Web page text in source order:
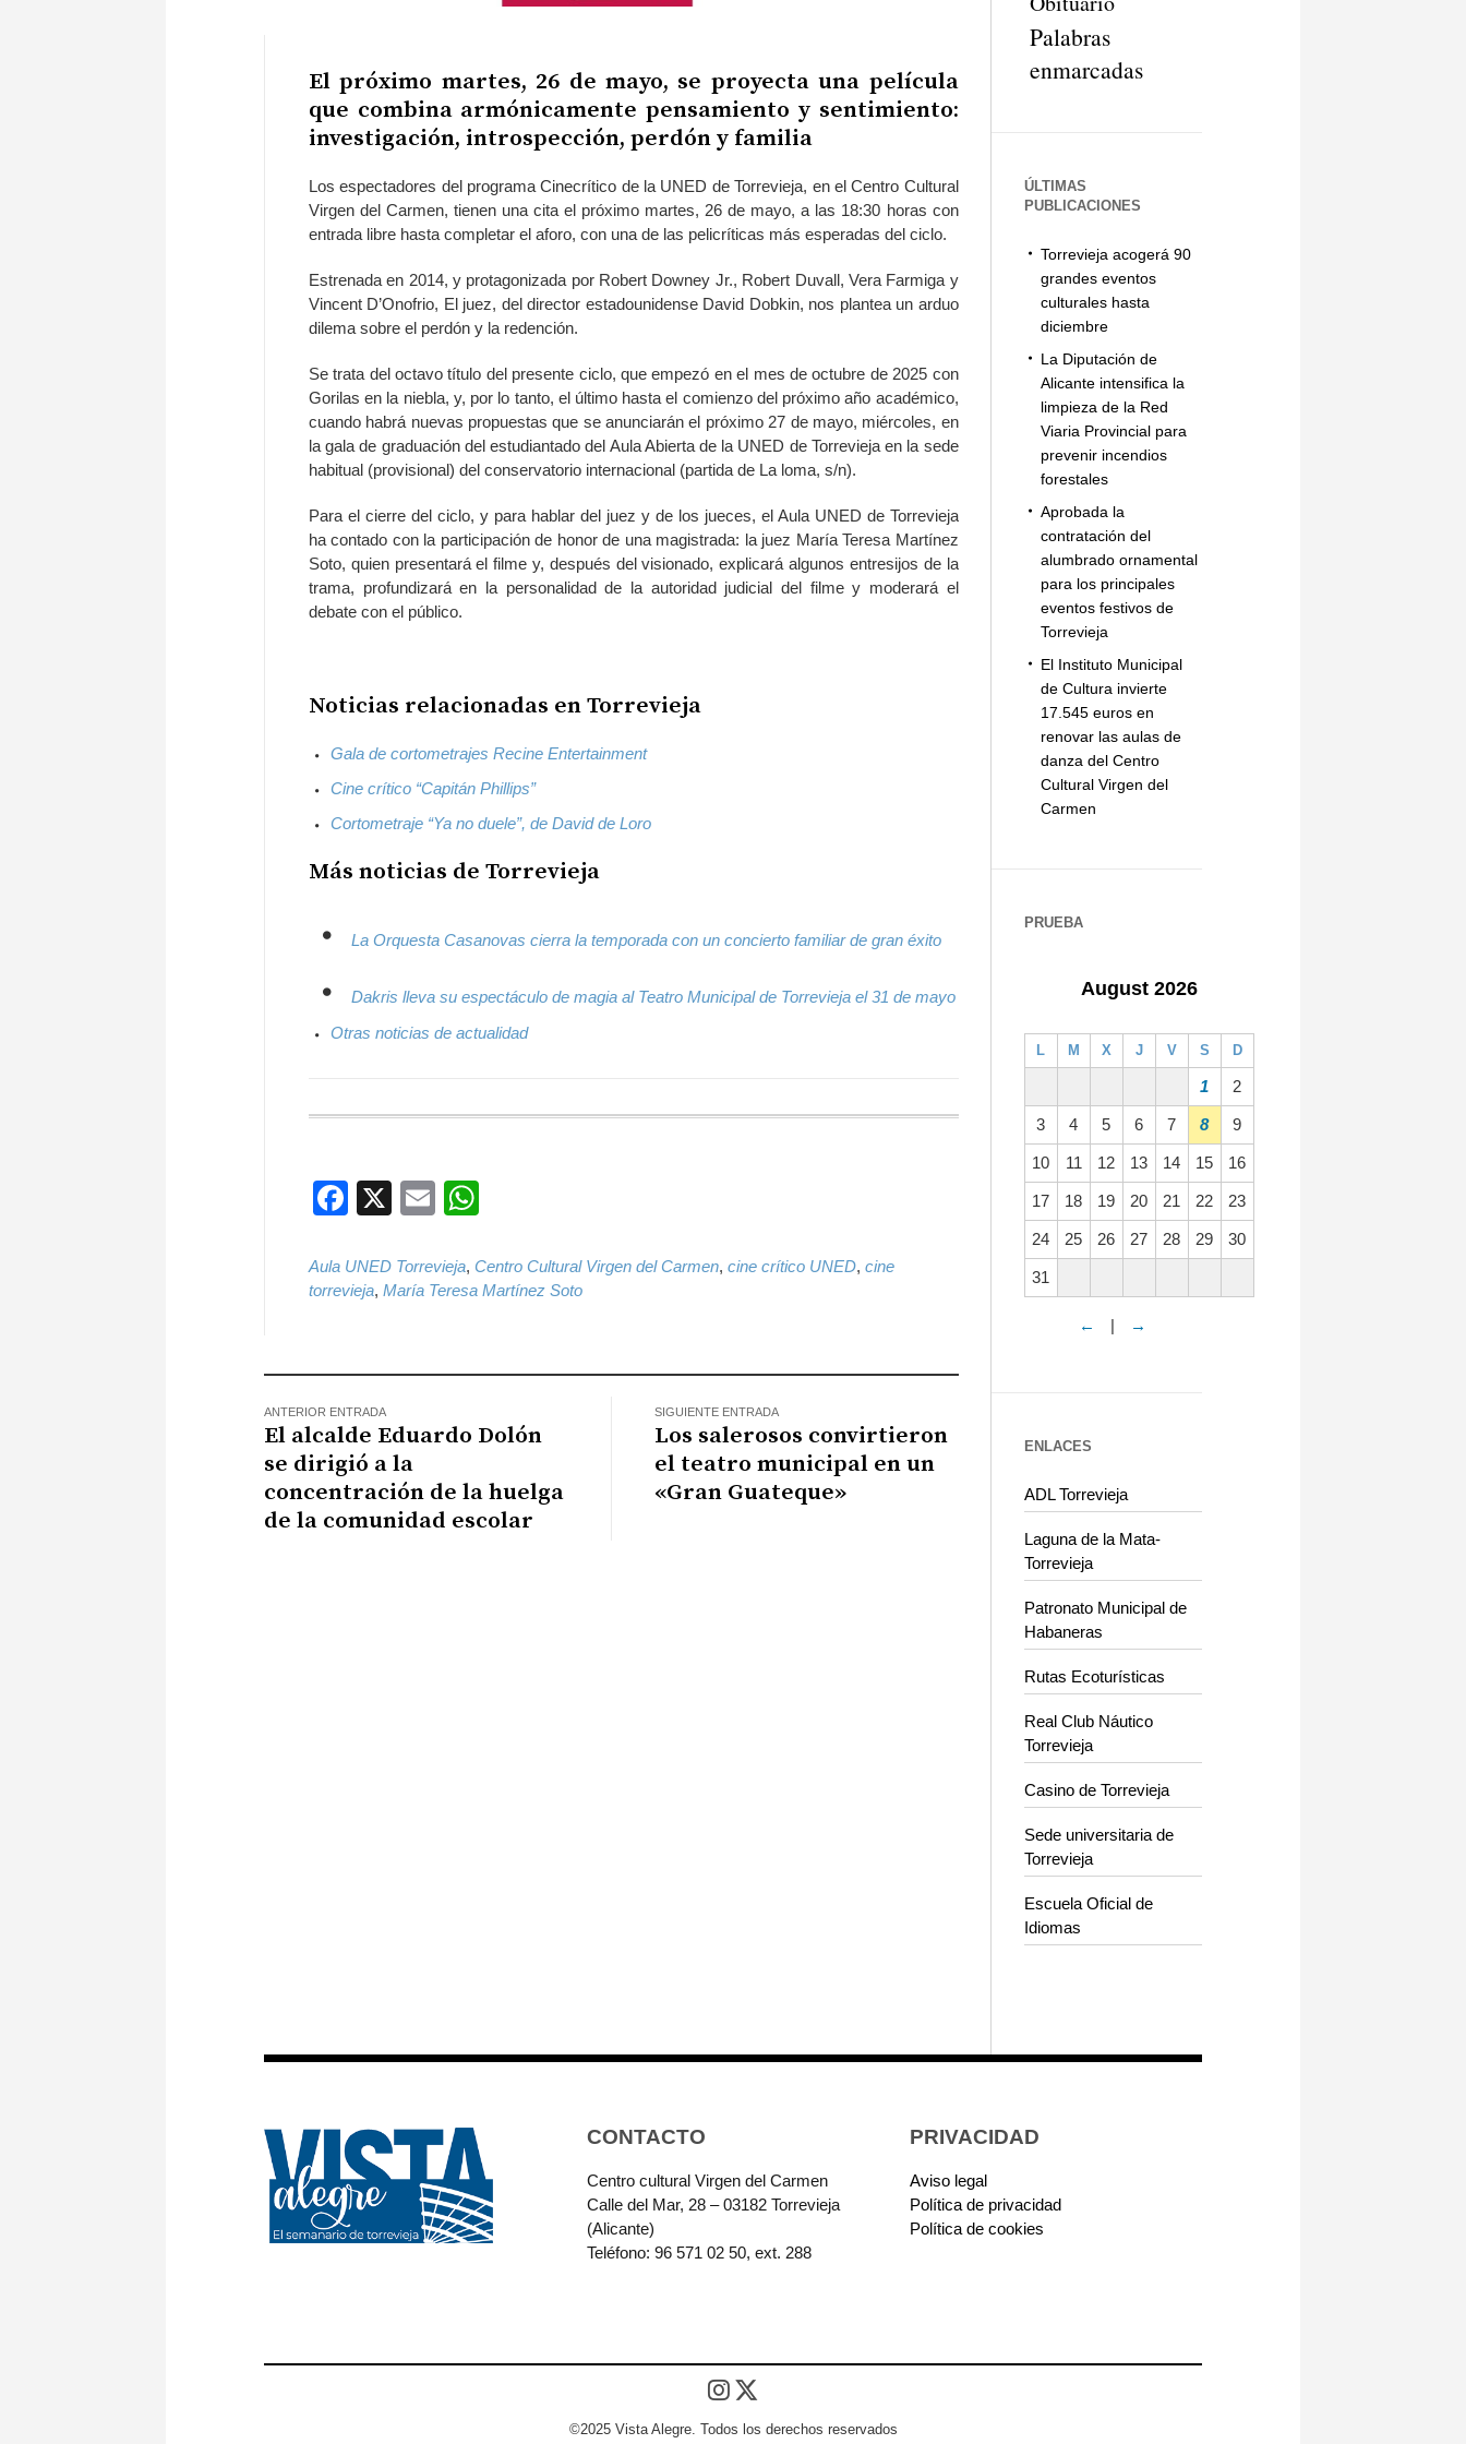
El próximo martes, 26 de mayo, se proyecta una película
que combina armónicamente pensamiento y sentimiento:
investigación, introspección, perdón y familia
Los espectadores del programa Cinecrítico de la UNED de Torrevieja, en el Centro Cultural
Virgen del Carmen, tienen una cita el próximo martes, 26 de mayo, a las 18:30 horas con
entrada libre hasta completar el aforo, con una de las pelicríticas más esperadas del ciclo.
Estrenada en 2014, y protagonizada por Robert Downey Jr., Robert Duvall, Vera Farmiga y
Vincent D’Onofrio, El juez, del director estadounidense David Dobkin, nos plantea un arduo
dilema sobre el perdón y la redención.
Se trata del octavo título del presente ciclo, que empezó en el mes de octubre de 2025 con
Gorilas en la niebla, y, por lo tanto, el último hasta el comienzo del próximo año académico,
cuando habrá nuevas propuestas que se anunciarán el próximo 27 de mayo, miércoles, en
la gala de graduación del estudiantado del Aula Abierta de la UNED de Torrevieja en la sede
habitual (provisional) del conservatorio internacional (partida de La loma, s/n).
Para el cierre del ciclo, y para hablar del juez y de los jueces, el Aula UNED de Torrevieja
ha contado con la participación de honor de una magistrada: la juez María Teresa Martínez
Soto, quien presentará el filme y, después del visionado, explicará algunos entresijos de la
trama, profundizará en la personalidad de la autoridad judicial del filme y moderará el
debate con el público.
Noticias relacionadas en Torrevieja
Gala de cortometrajes Recine Entertainment
Cine crítico “Capitán Phillips”
Cortometraje “Ya no duele”, de David de Loro
Más noticias de Torrevieja
La Orquesta Casanovas cierra la temporada con un concierto familiar de gran éxito
Dakris lleva su espectáculo de magia al Teatro Municipal de Torrevieja el 31 de mayo
Otras noticias de actualidad
Facebook
X Email
Aula UNED Torrevieja, Centro Cultural Virgen del Carmen, cine crítico UNED, cine
torrevieja, María Teresa Martínez Soto
ANTERIOR ENTRADA
El alcalde Eduardo Dolón
se dirigió a la
concentración de la huelga
de la comunidad escolar
SIGUIENTE ENTRADA
Los salerosos convirtieron
el teatro municipal en un
«Gran Guateque»
Palabras
enmarcadas
ÚLTIMAS
PUBLICACIONES
Torrevieja acogerá 90
grandes eventos
culturales hasta
diciembre
La Diputación de
Alicante intensifica la
limpieza de la Red
Viaria Provincial para
prevenir incendios
forestales
Aprobada la
contratación del
alumbrado ornamental
para los principales
eventos festivos de
Torrevieja
El Instituto Municipal
de Cultura invierte
17.545 euros en
renovar las aulas de
danza del Centro
Cultural Virgen del
Carmen
PRUEBA
August 2026
L M X J V S D
1 2
3 4 5 6 7 8 9
10 11 12 13 14 15 16
17 18 19 20 21 22 23
24 25 26 27 28 29 30
31
← | →
ENLACES
ADL Torrevieja
Laguna de la Mata-
Torrevieja
Patronato Municipal de
Habaneras
Rutas Ecoturísticas
Real Club Náutico
Torrevieja
Casino de Torrevieja
Sede universitaria de
Torrevieja
Escuela Oficial de
Idiomas
CONTACTO
Centro cultural Virgen del Carmen
Calle del Mar, 28 – 03182 Torrevieja
(Alicante)
Teléfono: 96 571 02 50, ext. 288
PRIVACIDAD
Aviso legal
Política de privacidad
Política de cookies
©2025 Vista Alegre. Todos los derechos reservados